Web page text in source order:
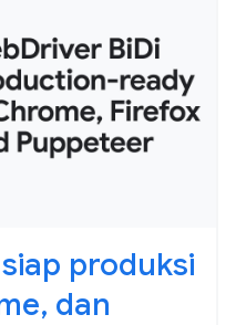
produksi
dan